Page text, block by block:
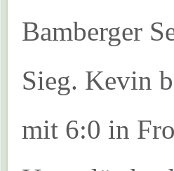
Bamberger
Sieg. Kevin
mit 6:0 in